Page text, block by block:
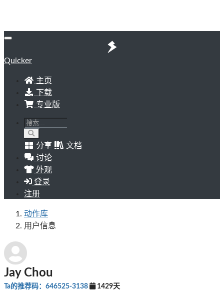
Quicker
主页
下载
专业版
分享
文档
讨论
外观
登录
注册
动作库
用户信息
Jay Chou
Ta的推荐码：646525-3138 1429天